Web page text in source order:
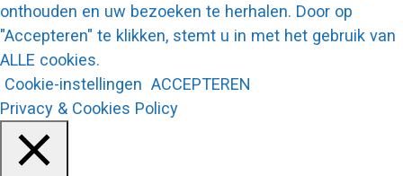
onthouden en uw bezoeken te herhalen. Door op
"Accepteren" te klikken, stemt u in met het gebruik van
ALLE cookies.
Cookie-instellingen ACCEPTEREN
Privacy & Cookies Policy